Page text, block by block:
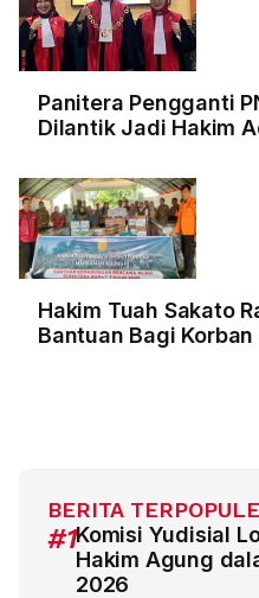
Panitera Pengganti
Dilantik Jadi Hakim
Hakim Tuah Sakato
Bantuan Bagi
BERITA
#1Komisi Yudisial
Hakim Agung
2026